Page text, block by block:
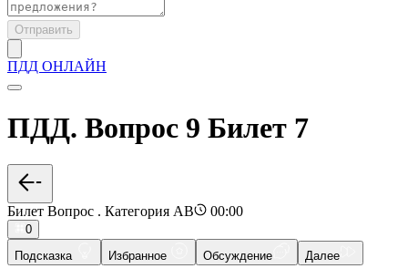
Отправить
ПДД ОНЛАЙН
ПДД. Вопрос 9 Билет 7
Билет Вопрос . Категория AB 00:00
0
Подсказка
Избранное Обсуждение Далее